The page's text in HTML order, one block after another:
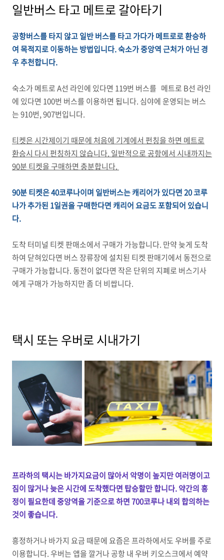
일반버스 타고 메트로 갈아타기
공항버스를 타지 않고 일반 버스를 타고 가다가 메트로로 환승하
여 목적지로 이동하는 방법입니다. 숙소가 중앙역 근처가 아닌 경
우 추천합니다.
숙소가 메트로 A선 라인에 있다면 119번 버스를 메트로 B선 라인
에 있다면 100번 버스를 이용하면 됩니다. 심야에 운영되는 버스
는 910번, 907번입니다.
티켓은 시간제이기 때문에 처음에 기계에서 펀칭을 하면 메트로
환승시 다시 펀칭하지 않습니다. 일반적으로 공항에서 시내까지는
90분 티켓을 구매하면 충분합니다.
90분 티켓은 40코루나이며 일반버스는 캐리어가 있다면 20 코루
나가 추가된 1일권을 구매한다면 캐리어 요금도 포함되어 있습니
다.
도착 터미널 티켓 판매소에서 구매가 가능합니다. 만약 늦게 도착
하여 닫혀있다면 버스 장류장에 설치된 티켓 판매기에서 동전으로
구매가 가능합니다. 동전이 없다면 작은 단위의 지폐로 버스기사
에게 구매가 가능하지만 좀 더 비쌉니다.
택시 또는 우버로 시내가기
프라하의 택시는 바가지요금이 많아서 악명이 높지만 여러명이고
짐이 많거나 늦은 시간에 도착했다면 탑승할만 합니다. 약간의 흥
정이 필요한데 중앙역을 기준으로 하면 700코루나 내외 합의하는
것이 좋습니다.
흥정하거나 바가지 요금 때문에 요즘은 프라하에서도 우버를 주로
이용합니다. 우버는 앱을 깔거나 공항 내 우버 키오스크에서 예약